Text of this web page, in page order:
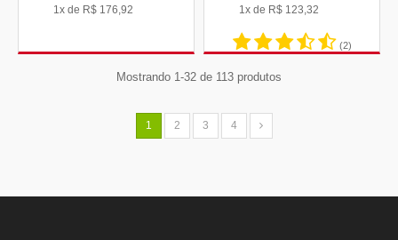
1x de R$ 176,92 1x de R$ 123,32
(2)
Mostrando 1-32 de 113 produtos
1 2 3 4